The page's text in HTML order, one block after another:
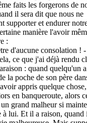
faits les forgerons de
il sera dit que nous ne
supporter et endurer
manière l'avoir
:
d'aucune consolation !
ce que j'ai déjà rendu
: quand quelqu'un
la poche de son père
appris quelque
en banqueroute, alors
grand malheur si
à lui. Et il a raison, quand